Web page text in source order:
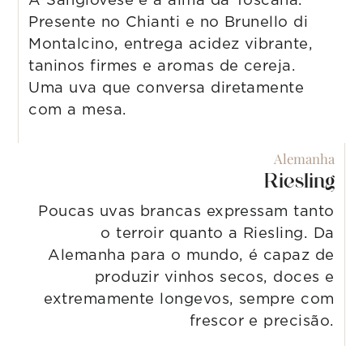
Presente no Chianti e no Brunello di
Montalcino, entrega acidez vibrante,
taninos firmes e aromas de cereja.
Uma uva que conversa diretamente
com a mesa.
Alemanha
Riesling
Poucas uvas brancas expressam tanto
o terroir quanto a Riesling. Da
Alemanha para o mundo, é capaz de
produzir vinhos secos, doces e
extremamente longevos, sempre com
frescor e precisão.